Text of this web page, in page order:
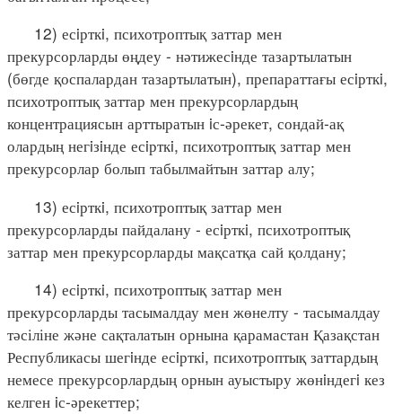
12) есiрткi, психотроптық заттар мен
прекурсорларды өңдеу - нәтижесiнде тазартылатын
(бөгде қоспалардан тазартылатын), препараттағы есiрткi,
психотроптық заттар мен прекурсорлардың
концентрациясын арттыратын iс-әрекет, сондай-ақ
олардың негiзiнде есiрткi, психотроптық заттар мен
прекурсорлар болып табылмайтын заттар алу;
13) есiрткi, психотроптық заттар мен
прекурсорларды пайдалану - есiрткi, психотроптық
заттар мен прекурсорларды мақсатқа сай қолдану;
14) есiрткi, психотроптық заттар мен
прекурсорларды тасымалдау мен жөнелту - тасымалдау
тәсіліне және сақталатын орнына қарамастан Қазақстан
Республикасы шегiнде есiрткi, психотроптық заттардың
немесе прекурсорлардың орнын ауыстыру жөнiндегi кез
келген iс-әрекеттер;